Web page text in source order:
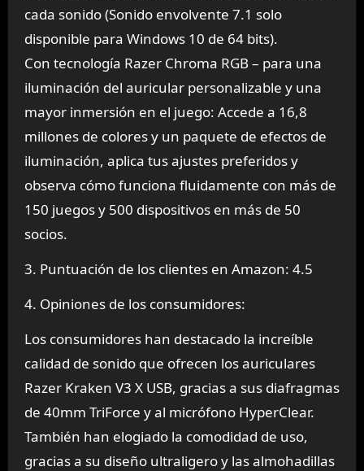
cada sonido (Sonido envolvente 7.1 solo
disponible para Windows 10 de 64 bits).
Con tecnología Razer Chroma RGB – para una
iluminación del auricular personalizable y una
mayor inmersión en el juego: Accede a 16,8
millones de colores y un paquete de efectos de
iluminación, aplica tus ajustes preferidos y
observa cómo funciona fluidamente con más de
150 juegos y 500 dispositivos en más de 50
socios.
3. Puntuación de los clientes en Amazon: 4.5
4. Opiniones de los consumidores:
Los consumidores han destacado la increíble
calidad de sonido que ofrecen los auriculares
Razer Kraken V3 X USB, gracias a sus diafragmas
de 40mm TriForce y al micrófono HyperClear.
También han elogiado la comodidad de uso,
gracias a su diseño ultraligero y las almohadillas